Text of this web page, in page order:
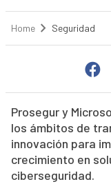
Home Seguridad
Prosegur y
los ámbitos de
innovación para
crecimiento en
ciberseguridad.